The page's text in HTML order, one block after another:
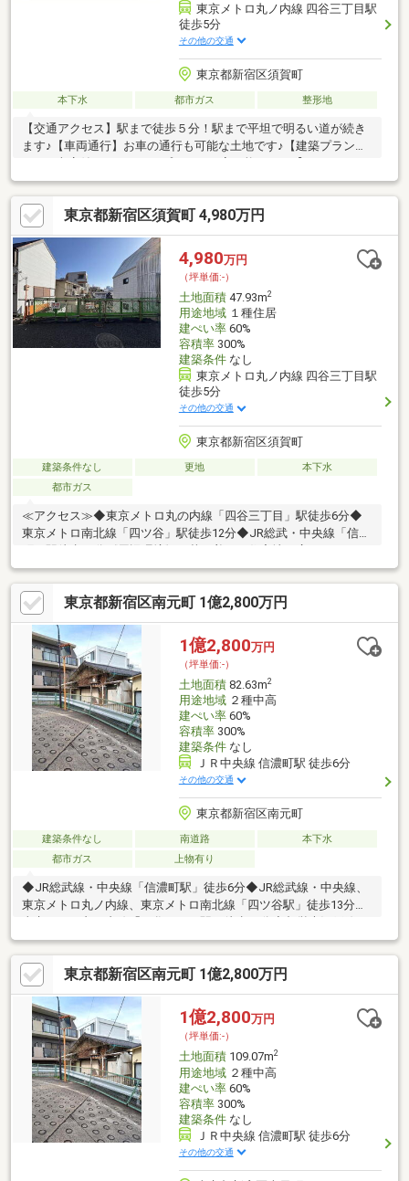
東京メトロ丸ノ内線 四谷三丁目駅
徒歩5分
その他の交通
東京都新宿区須賀町
本下水 都市ガス 整形地
【交通アクセス】駅まで徒歩５分！駅まで平坦で明るい道が続き
ます♪【車両通行】お車の通行も可能な土地です♪【建築プラン】
ン】通りから1本入った閑静な住宅街です♪
東京都新宿区須賀町 4,980万円
4,980万円
（坪単価:-）
土地面積47.93m2
用途地域１種住居
建ぺい率60%
容積率300%
建築条件なし
東京メトロ丸ノ内線 四谷三丁目駅
徒歩5分
その他の交通
東京都新宿区須賀町
建築条件なし 更地
本下水
都市ガス
≪アクセス≫◆東京メトロ丸の内線「四谷三丁目」駅徒歩6分◆
東京メトロ南北線「四ツ谷」駅徒歩12分◆JR総武・中央線「信濃
の立地です。・東側がお寺の為、開放的な空間が広がっておりま
す。《建築用途・有効活用》・建築条件付き売地ではないため、
お好きなハウスメーカー・工務店での建築が可能です。《担当者
より一言》・本物件は、崖の下に所在するため、建築に際して東
京都建築条例の適用を受けるため、建築物の主要構造部を鉄筋コ
ンクリート造等にする必要があります。・ご希望の日時をお知ら
せいただければ、現地のご案内も可能です。
東京都新宿区南元町 1億2,800万円
1億2,800万円
（坪単価:-）
土地面積82.63m2
用途地域２種中高
建ぺい率60%
容積率300%
建築条件なし
ＪＲ中央線 信濃町駅 徒歩6分
その他の交通
東京都新宿区南元町
建築条件なし 南道路
本下水
都市ガス
上物有り
◆JR総武線・中央線「信濃町駅」徒歩6分◆JR総武線・中央線、
東京メトロ丸ノ内線、東京メトロ南北線「四ツ谷駅」徒歩13分◆
「国立競技場駅」徒歩12分◆有効宅地面積82.63平米◆確定測量
実施済み◆前面道路幅員約６．９ｍ◆ファミリーマート 四谷若葉
店 徒歩約3分◆ワイズマート アトレ信濃町店 徒歩約7分◆アト
レ 信濃町 徒歩約7分◆ココカラファイン 四谷店 徒歩約3分◆
もとまち公園 徒歩約3分・敷地内に既設階段がございます・本物
件は南側道路部分より約４ｍの高低差があるがけ下にあります
東京都新宿区南元町 1億2,800万円
1億2,800万円
（坪単価:-）
土地面積109.07m2
用途地域２種中高
建ぺい率60%
容積率300%
建築条件なし
ＪＲ中央線 信濃町駅 徒歩6分
その他の交通